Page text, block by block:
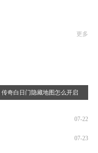
更多
传奇白日门隐藏地图怎么开启
07-22
07-23